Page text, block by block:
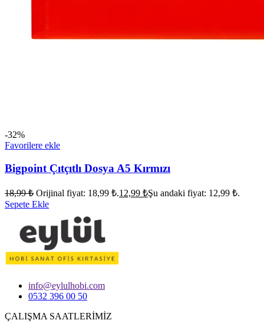
-32%
Favorilere ekle
Bigpoint Çıtçıtlı Dosya A5 Kırmızı
18,99₺ Orijinal fiyat: 18,99 ₺.12,99 ₺Şu andaki fiyat: 12,99 ₺.
Sepete Ekle
info@eylulhobi.com
0532 396 00 50
ÇALIŞMA SAATLERİMİZ